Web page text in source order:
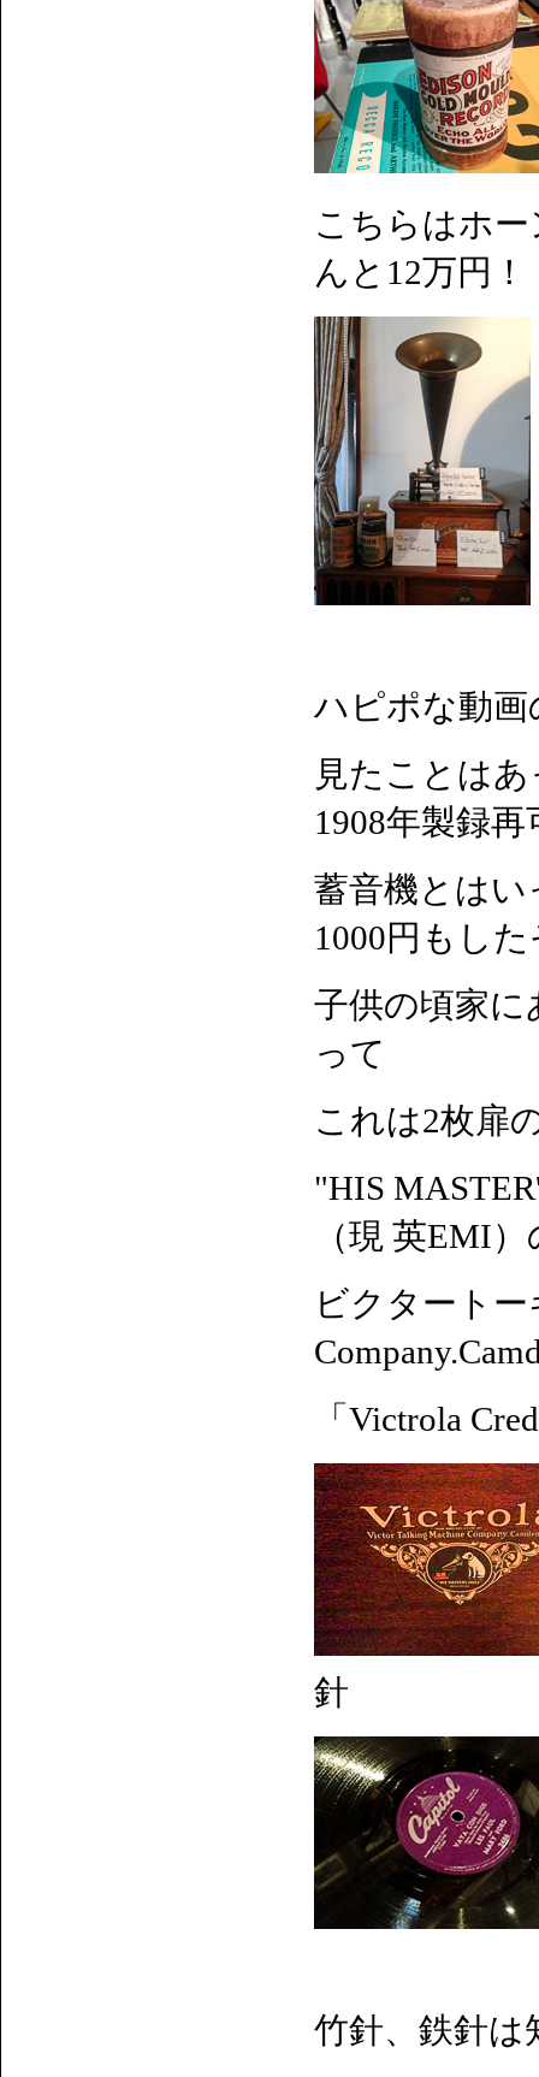
こちらはホ
んと12万円！
ハピポな動画
見たことは
1908年製録
蓄音機とはい
1000円もし
子供の頃家
って
これは2枚扉
"HIS
（現 英EMI
ビクタートー
「Victrola
針
竹針、鉄針